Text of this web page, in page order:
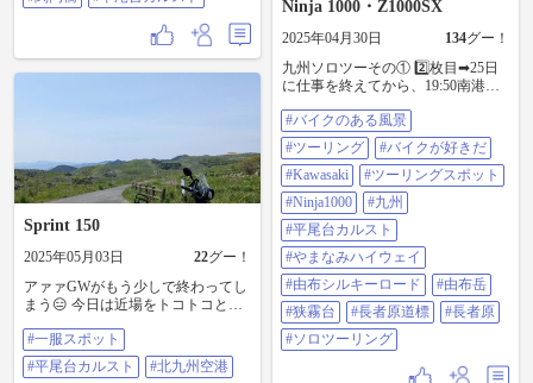
Sprint 150
2025年05月03日 22グー！
アァァGWがもう少しで終わってし
まう😑 今日は近場をトコトコと🛵
車やバイクで行ける１番上の展望
台/公園と北九州空港の連絡橋かな
👍 見通し良く綺麗でのんびりして
#一服スポット
#平尾台カルスト
#北九州空港
Ninja 1000・Z1000SX
2025年04月30日 134グー！
九州ソロツーその① 2️⃣枚目➡︎25日
に仕事を終えてから、19:50南港発
に出撃しました💨 ここ暫くバイク
時間を自由に取れていなかったの
で、高まるテンションをアルコー
ルで整えながらの船旅です🍺 待
っててくれキュ〜ス〜💤 3️⃣〜4️⃣枚
目➡︎新門司港8:30着 先ず最初に訪れ
たのは【平尾台カルスト】 四国カ
ルストにはエッチラホイと時間を
掛けて訪問しましたが、この平尾
台カルストは新門司港から約40分
程度で到着・・期待が高まるじゃ
あないですか！ 5️⃣〜7️⃣枚目➡︎別府
まで南下して、憧れの【やまなみ
ハイウェイ】に突入開始✊ 途中で少
しだけ【由布シルキーロード】に
#バイクのある風景
#ツーリング
#バイクが好きだ
#Kawasaki
#ツーリングスポット
#Ninja1000
#九州
#平尾台カルスト
#やまなみハイウェイ
#由布シルキーロード
#由布岳
#狭霧台
#長者原道標
#長者原
#ソロツーリング